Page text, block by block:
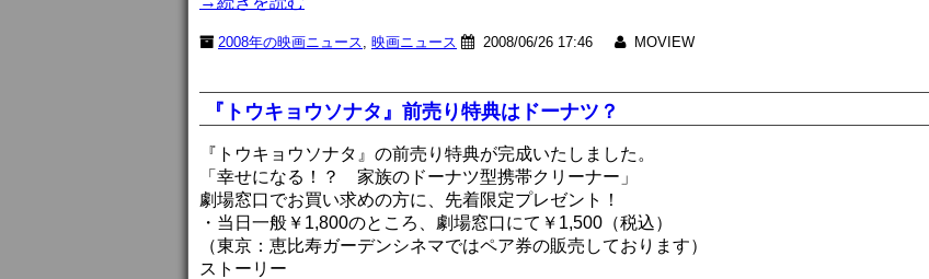
2008年の映画ニュース 映画ニュース 2008/06/26 17:46 MOVIEW
『トウキョウソナタ』前売り特典はドーナツ？
『トウキョウソナタ』の前売り特典が完成いたしました。
「幸せになる！？ 家族のドーナツ型携帯クリーナー」
劇場窓口でお買い求めの方に、先着限定プレゼント！
・当日一般￥1,800のところ、劇場窓口にて￥1,500（税込）
（東京：恵比寿ガーデンシネマではペア券の販売しております）
ストーリー